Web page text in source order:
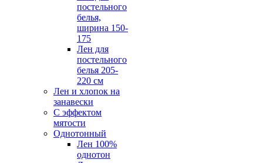
постельного
белья,
ширина 150-
175
Лен для
постельного
белья 205-
220 см
Лен и хлопок на
занавески
С эффектом
мятости
Однотонный
Лен 100%
однотон